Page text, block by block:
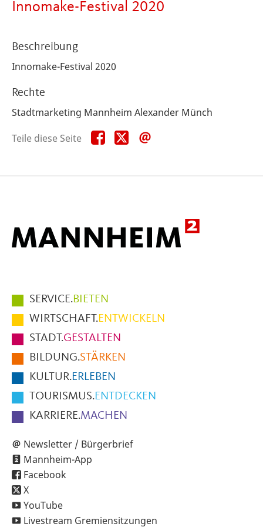
Innomake-Festival 2020
Beschreibung
Innomake-Festival 2020
Rechte
Stadtmarketing Mannheim Alexander Münch
Teile diese Seite
Teile
diese
Teile
diese
Hauptmenüpunkte
im
Fußbereich
der
Seite
SERVICE.BIETEN
WIRTSCHAFT.ENTWICKELN
STADT.GESTALTEN
BILDUNG.STÄRKEN
KULTUR.ERLEBEN
TOURISMUS.ENTDECKEN
KARRIERE.MACHEN
Newsletter / Bürgerbrief
Mannheim-App
Facebook
X
YouTube
Livestream Gremiensitzungen